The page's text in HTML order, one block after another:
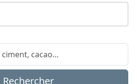
Rechercher